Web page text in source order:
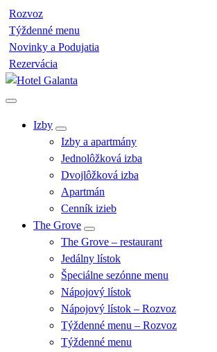
Rozvoz
Týždenné menu
Novinky a Podujatia
Rezervácia
Skip
to
Izby
Izby a apartmány
Jednolôžková izba
Dvojlôžková izba
Apartmán
Cenník izieb
The Grove
The Grove – restaurant
Jedálny lístok
Špeciálne sezónne menu
Nápojový lístok
Nápojový lístok – Rozvoz
Týždenné menu – Rozvoz
Týždenné menu